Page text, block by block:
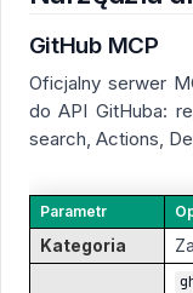
GitHub MCP
Oficjalny serwer
do API GitHuba:
search, Actions,
Parametr
Kategoria